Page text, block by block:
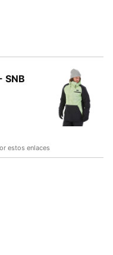
SNB
estos enlaces